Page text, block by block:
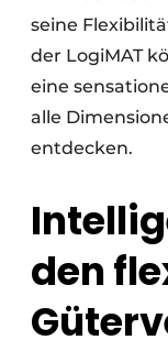
seine
der LogiMAT
eine
alle
entdecken.
den